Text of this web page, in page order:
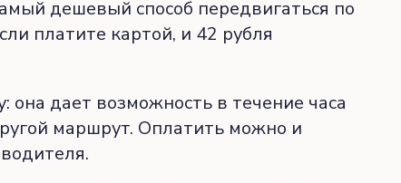
дешевый способ передвигаться по
платите картой, и 42 рубля
она дает возможность в течение часа
маршрут. Оплатить можно и